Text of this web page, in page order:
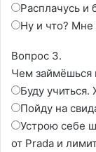
Расплачусь и
Ну и что? Мне
Вопрос 3.
Чем займёшься
Буду
Пойду на
Устрою себе
от Prada и